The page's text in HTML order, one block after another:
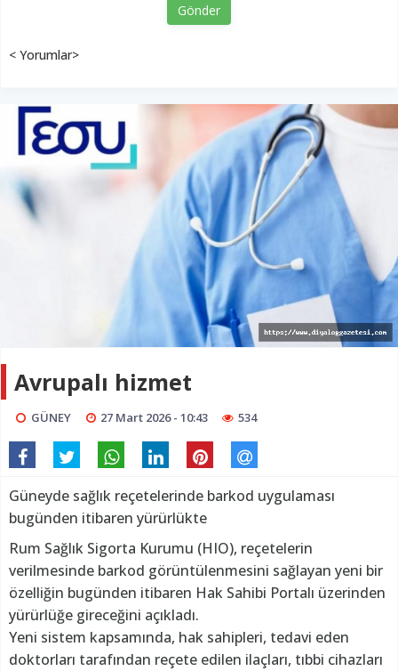
Gönder
< Yorumlar>
Avrupalı hizmet
GÜNEY 27 Mart 2026 - 10:43 534
Güneyde sağlık reçetelerinde barkod uygulaması
bugünden itibaren yürürlükte
Rum Sağlık Sigorta Kurumu (HIO), reçetelerin
verilmesinde barkod görüntülenmesini sağlayan yeni bir
özelliğin bugünden itibaren Hak Sahibi Portalı üzerinden
yürürlüğe gireceğini açıkladı.
Yeni sistem kapsamında, hak sahipleri, tedavi eden
doktorları tarafından reçete edilen ilaçları, tıbbi cihazları